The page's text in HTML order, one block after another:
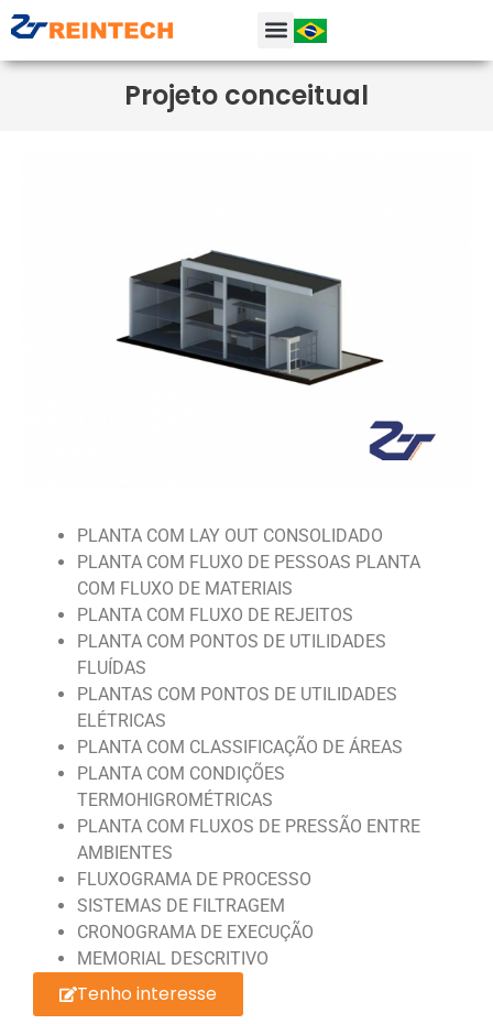
Projeto conceitual
PLANTA COM LAY OUT CONSOLIDADO
PLANTA COM FLUXO DE PESSOAS PLANTA
COM FLUXO DE MATERIAIS
PLANTA COM FLUXO DE REJEITOS
PLANTA COM PONTOS DE UTILIDADES
FLUÍDAS
PLANTAS COM PONTOS DE UTILIDADES
ELÉTRICAS
PLANTA COM CLASSIFICAÇÃO DE ÁREAS
PLANTA COM CONDIÇÕES
TERMOHIGROMÉTRICAS
PLANTA COM FLUXOS DE PRESSÃO ENTRE
AMBIENTES
FLUXOGRAMA DE PROCESSO
SISTEMAS DE FILTRAGEM
CRONOGRAMA DE EXECUÇÃO
MEMORIAL DESCRITIVO
Tenho interesse